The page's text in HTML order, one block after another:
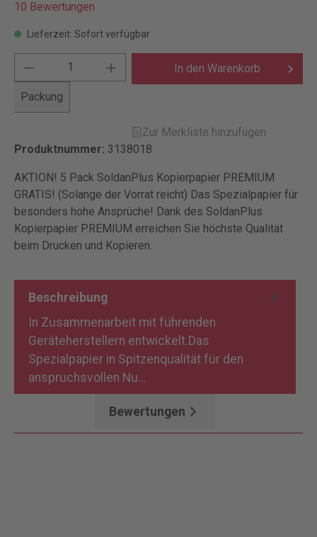
10 Bewertungen
Lieferzeit: Sofort verfügbar
Packung
In den Warenkorb
Zur Merkliste hinzufügen
Produktnummer: 3138018
AKTION! 5 Pack SoldanPlus Kopierpapier PREMIUM
GRATIS! (Solange der Vorrat reicht) Das Spezialpapier für
besonders hohe Ansprüche! Dank des SoldanPlus
Kopierpapier PREMIUM erreichen Sie höchste Qualität
beim Drucken und Kopieren.
Beschreibung
In Zusammenarbeit mit führenden
Geräteherstellern entwickelt.Das
Spezialpapier in Spitzenqualität für den
anspruchsvollen Nu…
Bewertungen